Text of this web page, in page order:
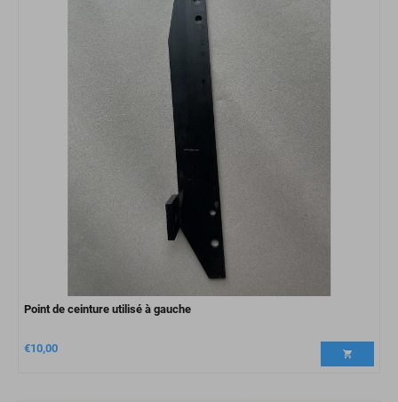
Point de ceinture utilisé à gauche
€10,00